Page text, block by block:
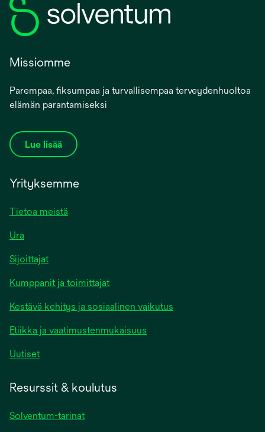
Missiomme
Parempaa, fiksumpaa ja turvallisempaa terveydenhuoltoa
elämän parantamiseksi
Lue lisää
Yrityksemme
Tietoa meistä
Ura
Sijoittajat
Kumppanit ja toimittajat
Kestävä kehitys ja sosiaalinen vaikutus
Etiikka ja vaatimustenmukaisuus
Uutiset
Resurssit & koulutus
Solventum-tarinat